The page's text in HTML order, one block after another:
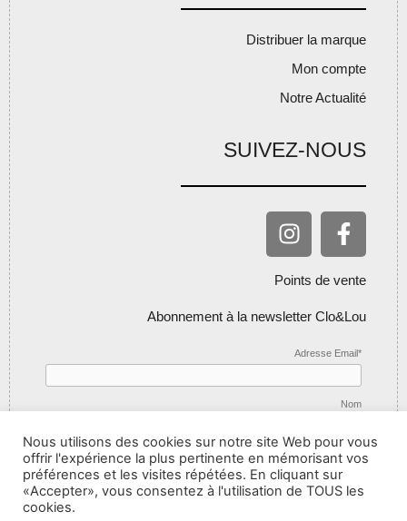
Distribuer la marque
Mon compte
Notre Actualité
SUIVEZ-NOUS
Points de vente
Abonnement à la newsletter Clo&Lou
Adresse Email*
Nom
Nous utilisons des cookies sur notre site Web pour vous
offrir l'expérience la plus pertinente en mémorisant vos
préférences et les visites répétées. En cliquant sur
«Accepter», vous consentez à l'utilisation de TOUS les
cookies.